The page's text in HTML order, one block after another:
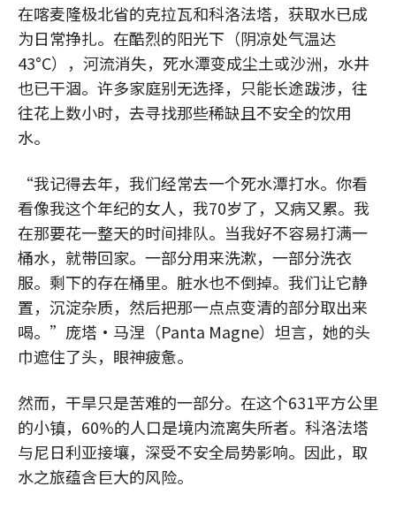
在喀麦隆极北省的克拉瓦和科洛法塔，获取水已成
为日常挣扎。在酷烈的阳光下（阴凉处气温达
43°C），河流消失，死水潭变成尘土或沙洲，水井
也已干涸。许多家庭别无选择，只能长途跋涉，往
往花上数小时，去寻找那些稀缺且不安全的饮用
水。
“我记得去年，我们经常去一个死水潭打水。你看
看像我这个年纪的女人，我70岁了，又病又累。我
在那要花一整天的时间排队。当我好不容易打满一
桶水，就带回家。一部分用来洗漱，一部分洗衣
服。剩下的存在桶里。脏水也不倒掉。我们让它静
置，沉淀杂质，然后把那一点点变清的部分取出来
喝。”庞塔·马涅（Panta Magne）坦言，她的头
巾遮住了头，眼神疲惫。
然而，干旱只是苦难的一部分。在这个631平方公里
的小镇，60%的人口是境内流离失所者。科洛法塔
与尼日利亚接壤，深受不安全局势影响。因此，取
水之旅蕴含巨大的风险。